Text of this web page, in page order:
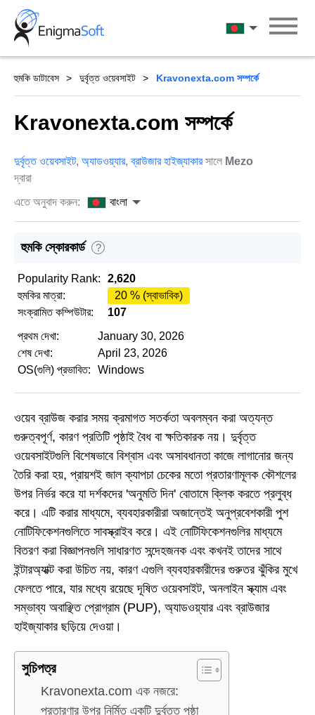
Skip
content
বাংলা
হুমকি ডাটাবেস দুর্বৃত্ত ওয়েবসাইট Kravonexta.com সম্পর্কে
Kravonexta.com সম্পর্কে
দুর্বৃত্ত ওয়েবসাইট, অ্যাডওয়্যার,ব্রাউজার হাইজ্যাকারসালে Mezo
দ্বারা
এতে অনুবাদ করুন:
বাংলা
হুমকি স্কোরকার্ড ?
Popularity Rank:
2,620
হুমকির মাত্রা:
20 % (স্বাভাবিক)
সংক্রামিত কম্পিউটার:
107
প্রথম দেখা:
January 30, 2026
শেষ দেখা:
April 23, 2026
OS(গুলি) প্রভাবিত:
Windows
ওয়েব ব্রাউজ করার সময় ক্রমাগত সতর্কতা অবলম্বন করা অত্যন্ত
গুরুত্বপূর্ণ, কারণ প্রতিটি পৃষ্ঠাই বৈধ বা ক্ষতিকারক নয়। দুর্বৃত্ত
ওয়েবসাইটগুলি বিশেষভাবে বিশ্বাস এবং অসাবধানতা কাজে লাগানোর জন্য
তৈরি করা হয়, প্রায়শই জাল ক্যাপচা চেকের মতো প্রতারণামূলক কৌশলের
উপর নির্ভর করে যা দর্শকদের 'অনুমতি দিন' বোতামে ক্লিক করতে প্রলুব্ধ
করে। এটি করার মাধ্যমে, ব্যবহারকারীরা অজান্তেই অনুপ্রবেশকারী পুশ
নোটিফিকেশনগুলিতে সাবস্ক্রাইব করে। এই নোটিফিকেশনগুলির মাধ্যমে
বিতরণ করা বিজ্ঞাপনগুলি সাধারণত সন্দেহজনক এবং কখনই তাদের সাথে
ইন্টারঅ্যাক্ট করা উচিত নয়, কারণ এগুলি ব্যবহারকারীদের গুরুতর ঝুঁকির মুখে
ফেলতে পারে, যার মধ্যে রয়েছে দূষিত ওয়েবসাইট, অনলাইন স্ক্যাম এবং
সম্ভাব্য অবাঞ্ছিত প্রোগ্রাম (PUP), অ্যাডওয়্যার এবং ব্রাউজার
হাইজ্যাকার ছড়িয়ে দেওয়া।
সুচিপত্র
Kravonexta.com এক নজরে:
প্রতারণার উপর নির্মিত একটি দুর্বৃত্ত পৃষ্ঠা